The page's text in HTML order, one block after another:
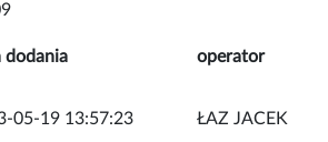
dodania operator
05-19 13:57:23 ŁAZ JACEK